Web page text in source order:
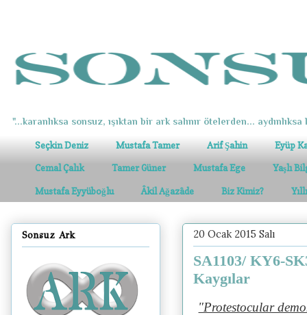
"...karanlıksa sonsuz, ışıktan bir ark salınır ötelerden... aydınlıksa
Seçkin Deniz Mustafa Tamer Arif Şahin Eyüp
Cemal Çalık Tamer Güner Mustafa Ege Yaşlı
Mustafa Eyyüboğlu Âkil Ağazâde Biz Kimiz?
20 Ocak 2015 Salı
SA1103/ KY6-
Kaygılar
"Protestocular
Sonsuz Ark